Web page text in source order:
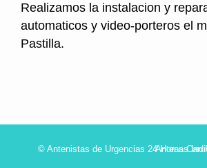
Realizamos la instalacion y
automaticos y video-porteros el
Pastilla.
© Antenistas de Urgencias 24 Horas Can
Antenas